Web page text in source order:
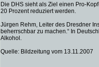
Die DHS sieht als Ziel einen Pro-
20 Prozent reduziert werden.
Jürgen Rehm, Leiter des Dresdner
beherrschbar zu machen.“ In
Alkohol.
Quelle: Bildzeitung vom 13.11.2007